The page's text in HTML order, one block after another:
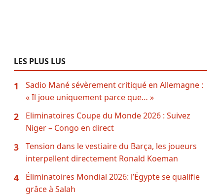
LES PLUS LUS
1
Sadio Mané sévèrement critiqué en Allemagne :
« Il joue uniquement parce que… »
2
Eliminatoires Coupe du Monde 2026 : Suivez
Niger – Congo en direct
3
Tension dans le vestiaire du Barça, les joueurs
interpellent directement Ronald Koeman
4
Éliminatoires Mondial 2026: l’Égypte se qualifie
grâce à Salah